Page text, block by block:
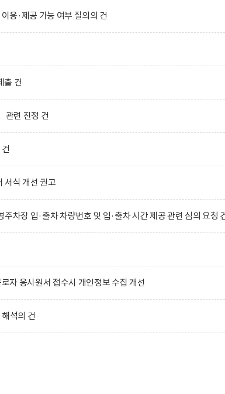
용·제공 가능 여부 질의의 건
출 건
관련 진정 건
서식 개선 권고
차장 입·출차 차량번호 및 입·출차 시간 제공 관련 심의 요청
자 응시원서 접수시 개인정보 수집 개선
석의 건